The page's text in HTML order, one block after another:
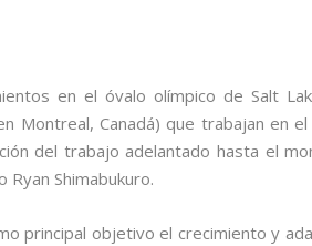
en el óvalo olímpico de Salt
Montreal, Canadá) que trabajan en
del trabajo adelantado hasta el
Ryan Shimabukuro.
principal objetivo el crecimiento y